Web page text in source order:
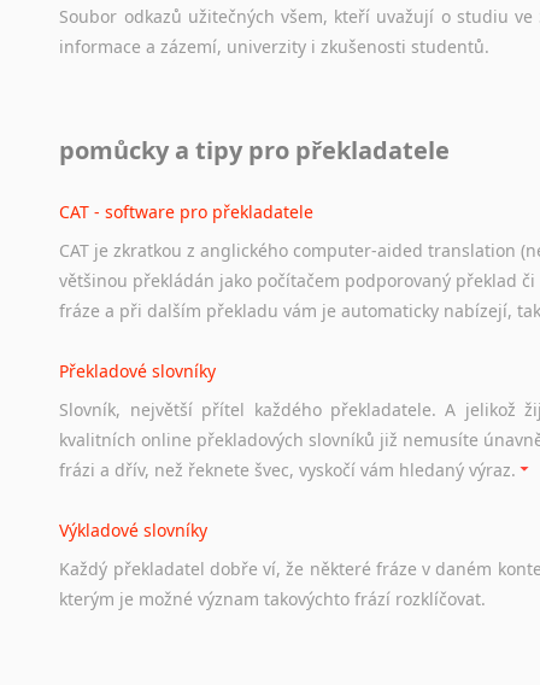
Soubor odkazů užitečných všem, kteří uvažují o studiu ve
informace a zázemí, univerzity i zkušenosti studentů.
Odkazy poskytující cenné informace nekomerčního
Studium v Austrálii
Soubor odkazů užitečných všem, kteří uvažují o studiu v
a zázemí, australské univerzity a samozřejmě i osobní
Práce v Austrálii
Odkazy poskytující cenné informace nekomerčního
hledat práci na internetu případně osobní zkušenosti
Hledáte-li
práci
stejná obecná pravidla, jako pro český životopis. Tak dost
pomůcky a tipy pro překladatele
CAT - software pro překladatele
CAT je zkratkou z anglického computer-aided translation
většinou překládán jako počítačem podporovaný překlad
fráze a při dalším překladu vám je automaticky nabízejí,
Překladové slovníky
Slovník, největší přítel každého překladatele. A jelikož
kvalitních online překladových slovníků již nemusíte
frázi a dřív, než řeknete švec, vyskočí vám hledaný výraz.
Výkladové slovníky
Každý překladatel dobře ví, že některé fráze v daném
kterým je možné význam takovýchto frází rozklíčovat.